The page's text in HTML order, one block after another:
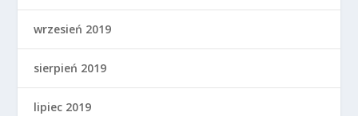
wrzesień 2019
sierpień 2019
lipiec 2019